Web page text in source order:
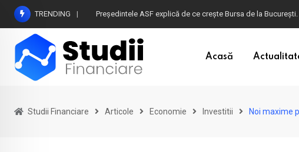
Skip
content
TRENDING Atenție la plățile în euro din timpul vacanței în Bulgaria.
Acasă
Studii Financiare Articole Economie Investitii Noi maxime